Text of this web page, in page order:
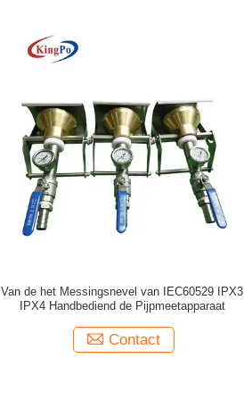
Van de het Messingsnevel van IEC60529 IPX3
IPX4 Handbediend de Pijpmeetapparaat
Contact